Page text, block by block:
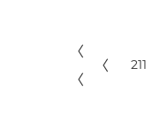
〈
〈
〈 211